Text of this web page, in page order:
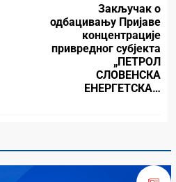
Закључак о
одбацивању Пријаве
концентрације
привредног субјекта
„ПЕТРОЛ
СЛОВЕНСКА
ЕНЕРГЕТСКА…